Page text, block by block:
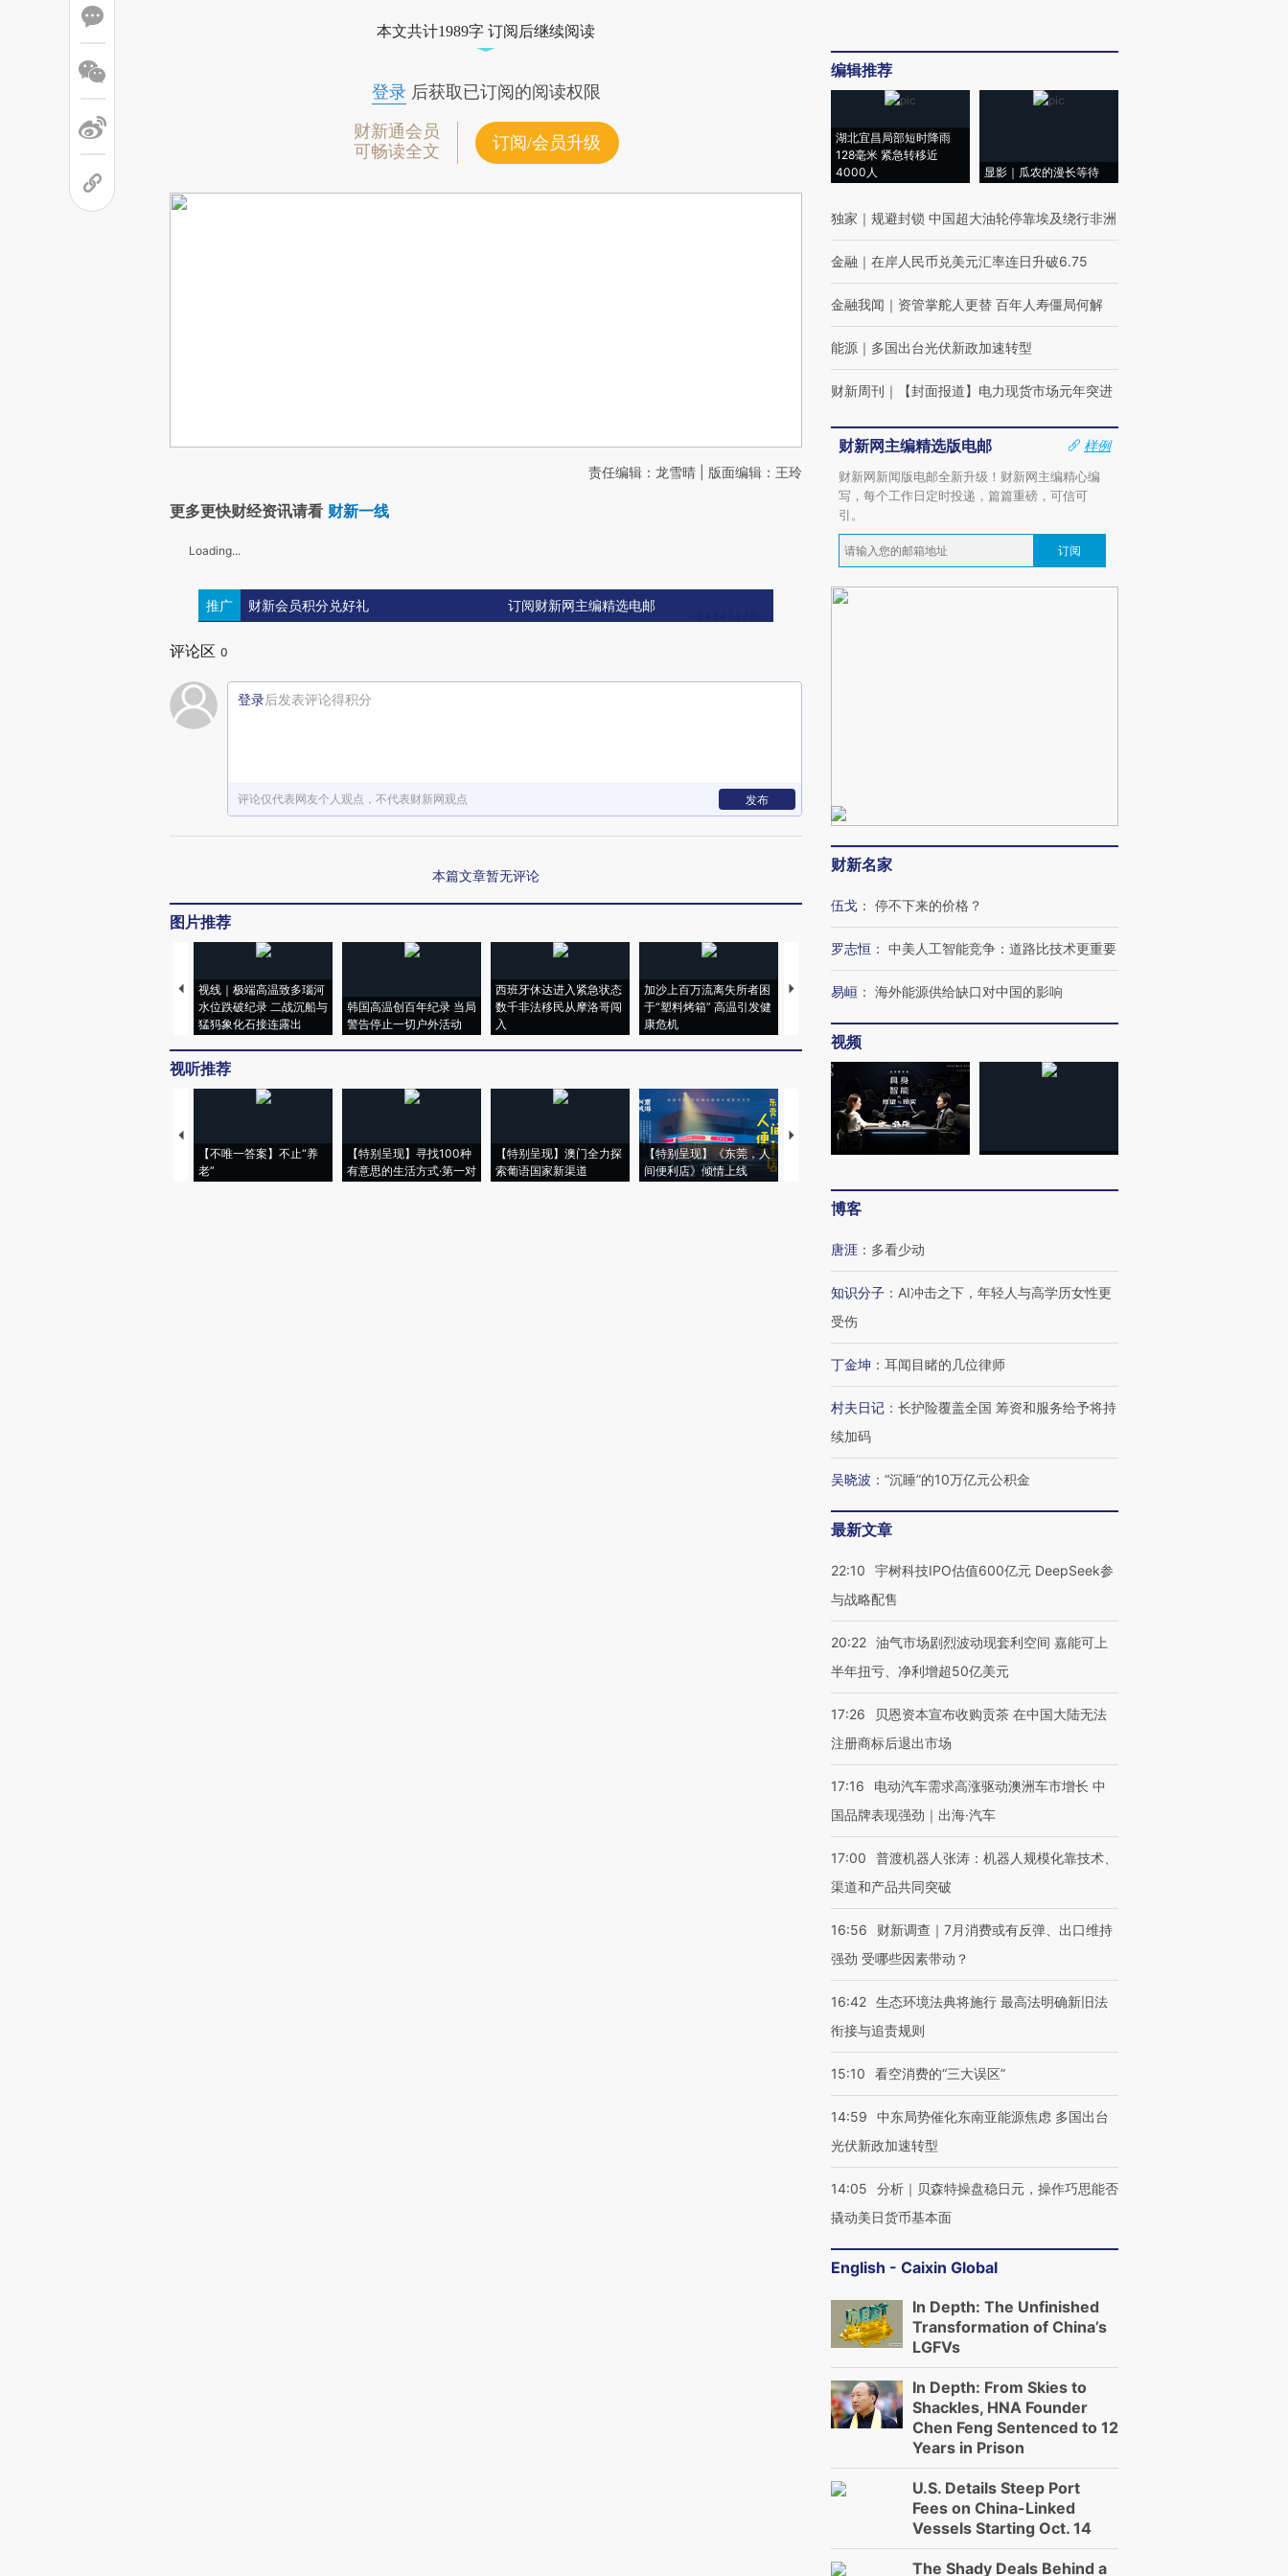
本文共计1989字 订阅后继续阅读
登录后获取已订阅的阅读权限
财新通会员
可畅读全文
订阅/会员升级
责任编辑：龙雪晴 | 版面编辑：王玲
更多更快财经资讯请看 财新一线
Loading...
推广 财新会员积分兑好礼 订阅财新网主编精选电邮
评论区 0
登录后发表评论得积分
评论仅代表网友个人观点，不代表财新网观点 发布
本篇文章暂无评论
图片推荐
视线｜极端高温致多瑙河
水位跌破纪录 二战沉船与
猛犸象化石接连露出
韩国高温创百年纪录 当局
警告停止一切户外活动
西班牙休达进入紧急状态
数千非法移民从摩洛哥闯
入
加沙上百万流离失所者困
于“塑料烤箱” 高温引发健
康危机
视线｜HYROX的吸金
心“花钱找虐”？
马航飞行员跨国走私7万
毒品
育部长拱下台
视听推荐
【不唯一答案】不止“养
老”
【特别呈现】寻找100种
有意思的生活方式·第一对
【特别呈现】澳门全力探
索葡语国家新渠道
【特别呈现】《东莞，人
间便利店》倾情上线
【推广】走进第四届链博
会，让数智科技“链”接产
【特别呈现】寻找100种
CFO：不靠规模取胜，华
编辑推荐
湖北宜昌局部短时降雨
128毫米 紧急转移近
4000人
显影｜瓜农的漫长等待
独家 ｜ 规避封锁 中国超大油轮停靠埃及绕行非洲
金融 ｜ 在岸人民币兑美元汇率连日升破6.75
金融我闻 ｜ 资管掌舵人更替 百年人寿僵局何解
能源 ｜ 多国出台光伏新政加速转型
财新周刊 ｜ 【封面报道】电力现货市场元年突进
财新网主编精选版电邮
样例
财新网新闻版电邮全新升级！财新网主编精心编
写，每个工作日定时投递，篇篇重磅，可信可
引。
订阅
财新名家
伍戈 ： 停不下来的价格？
罗志恒 ： 中美人工智能竞争：道路比技术更重要
易峘 ： 海外能源供给缺口对中国的影响
视频
博客
唐涯 ： 多看少动
知识分子 ： AI冲击之下，年轻人与高学历女性更
受伤
丁金坤 ： 耳闻目睹的几位律师
村夫日记 ： 长护险覆盖全国 筹资和服务给予将持
续加码
吴晓波 ： “沉睡”的10万亿元公积金
最新文章
22:10
宇树科技IPO估值600亿元 DeepSeek参
与战略配售
20:22 油气市场剧烈波动现套利空间 嘉能可上
半年扭亏、净利增超50亿美元
17:26
贝恩资本宣布收购贡茶 在中国大陆无法
注册商标后退出市场
17:16
电动汽车需求高涨驱动澳洲车市增长 中
国品牌表现强劲｜出海·汽车
17:00
普渡机器人张涛：机器人规模化靠技术、
渠道和产品共同突破
16:56
财新调查｜7月消费或有反弹、出口维持
强劲 受哪些因素带动？
16:42 生态环境法典将施行 最高法明确新旧法
衔接与追责规则
15:10 看空消费的“三大误区”
14:59
中东局势催化东南亚能源焦虑 多国出台
光伏新政加速转型
14:05
分析｜贝森特操盘稳日元，操作巧思能否
撬动美日货币基本面
English - Caixin Global
In Depth: The Unfinished
Transformation of China’s
LGFVs
In Depth: From Skies to
Shackles, HNA Founder
Chen Feng Sentenced to 12
Years in Prison
U.S. Details Steep Port
Fees on China-Linked
Vessels Starting Oct. 14
The Shady Deals Behind a